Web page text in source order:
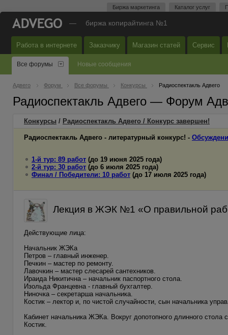
Биржа маркетинга Каталог услуг
— биржа копирайтинга №1
Работа в интернете Заказчику Магазин статей Сервис
Все форумы Новые сообщения
Адвего Форум Все форумы Конкурсы Радиоспектакль Адвего
Радиоспектакль Адвего — Форум
Конкурсы / Радиоспектакль Адвего / Конкурс завершен!
Радиоспектакль Адвего - литературный конкурс! -
1-й тур: 89 работ (до 19 июня 2025 года)
2-й тур: 30 работ (до 6 июля 2025 года)
Финал / Победители: 10 работ (до 17 июля 2025 года)
Лекция в ЖЭК №1 «О правильной
Действующие лица:
Начальник ЖЭКа
Петров – главный инженер.
Печкин – мастер по ремонту.
Лавочкин – мастер слесарей сантехников.
Ираида Никитична – начальник паспортного стола.
Изольда Францевна - главный бухгалтер.
Ниночка – секретарша начальника.
Костик – лектор и, по чистой случайности, сын начальника
Кабинет начальника ЖЭКа. Вокруг допотопного длинного
Костик.